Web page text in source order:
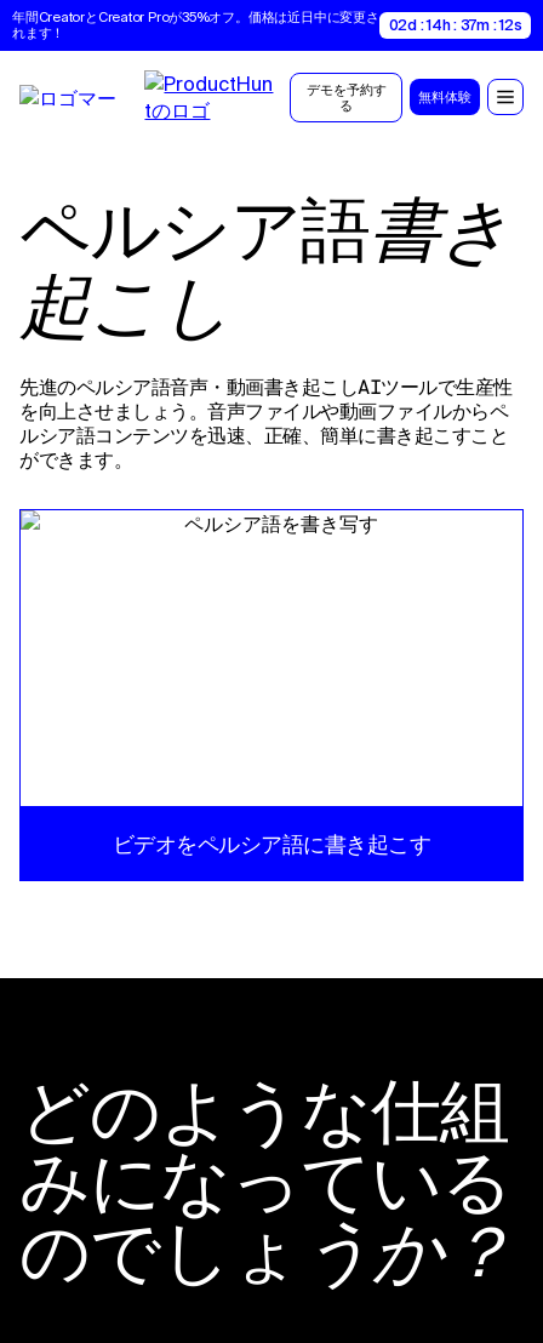
年間CreatorとCreator Proが35%オフ。価格は近日中に変更さ
れます！
02d : 14h : 37m : 11s
デモを予約す
る
無料体験
ペルシア語書き
起こし
先進のペルシア語音声・動画書き起こしAIツールで生産性
を向上させましょう。音声ファイルや動画ファイルからペ
ルシア語コンテンツを迅速、正確、簡単に書き起こすこと
ができます。
ビデオをペルシア語に書き起こす
どのような仕組
みになっている
のでしょ うか？